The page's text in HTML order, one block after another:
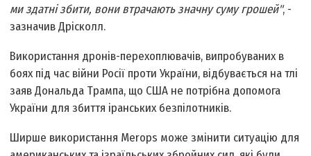
ми здатні збити, вони втрачають значну суму грошей", -
зазначив Дрісколл.
Використання дронів-перехоплювачів, випробуваних в
боях під час війни Росії проти України, відбувається на тлі
заяв Дональда Трампа, що США не потрібна допомога
України для збиття іранських безпілотників.
Ширше використання Merops може змінити ситуацію для